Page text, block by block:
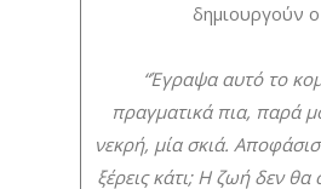
δημιουργούν
“Έγραψα αυτό το
πραγματικά πια, παρά
νεκρή, μία σκιά.
ξέρεις κάτι; Η ζωή δεν θα